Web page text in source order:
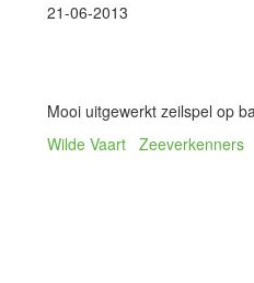
21-06-2013
Mooi uitgewerkt zeilspel op
Wilde Vaart Zeeverkenners